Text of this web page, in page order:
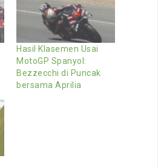
Hasil Klasemen Usai
MotoGP Spanyol:
Bezzecchi di Puncak
bersama Aprilia